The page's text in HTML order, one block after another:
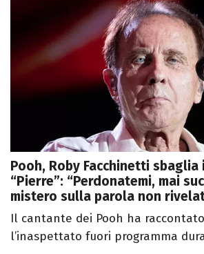
Pooh, Roby Facchinetti
“Pierre”: “Perdonatemi, mai
mistero sulla parola non
Il cantante dei Pooh ha
l’inaspettato fuori programma